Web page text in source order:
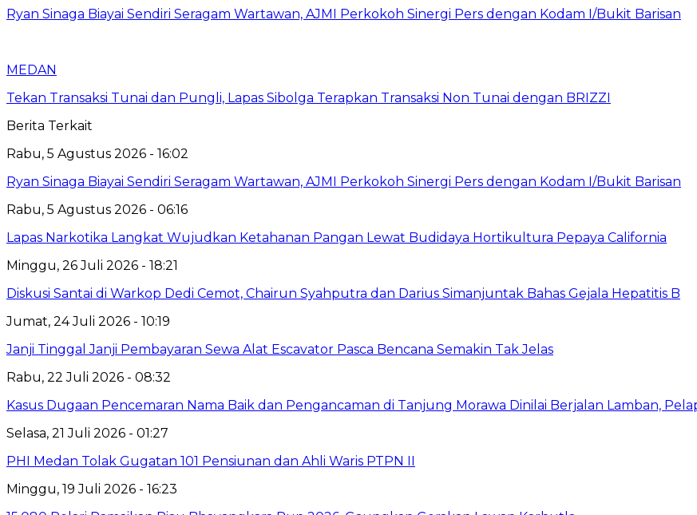
Ryan Sinaga Biayai Sendiri Seragam Wartawan, AJMI Perkokoh Sinergi Pers dengan Kodam I/Bukit Barisan
MEDAN
Tekan Transaksi Tunai dan Pungli, Lapas Sibolga Terapkan Transaksi Non Tunai dengan BRIZZI
Berita Terkait
Rabu, 5 Agustus 2026 - 16:02
Ryan Sinaga Biayai Sendiri Seragam Wartawan, AJMI Perkokoh Sinergi Pers dengan Kodam I/Bukit Barisan
Rabu, 5 Agustus 2026 - 06:16
Lapas Narkotika Langkat Wujudkan Ketahanan Pangan Lewat Budidaya Hortikultura Pepaya California
Minggu, 26 Juli 2026 - 18:21
Diskusi Santai di Warkop Dedi Cemot, Chairun Syahputra dan Darius Simanjuntak Bahas Gejala Hepatitis B
Jumat, 24 Juli 2026 - 10:19
Janji Tinggal Janji Pembayaran Sewa Alat Escavator Pasca Bencana Semakin Tak Jelas
Rabu, 22 Juli 2026 - 08:32
Kasus Dugaan Pencemaran Nama Baik dan Pengancaman di Tanjung Morawa Dinilai Berjalan Lamban,
Selasa, 21 Juli 2026 - 01:27
PHI Medan Tolak Gugatan 101 Pensiunan dan Ahli Waris PTPN II
Minggu, 19 Juli 2026 - 16:23